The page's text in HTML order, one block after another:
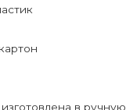
в ручную.